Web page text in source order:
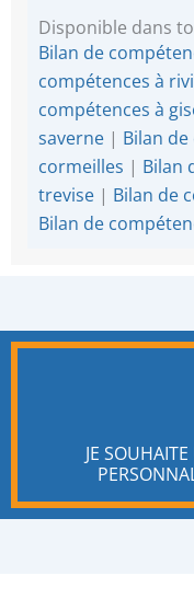
Disponible dans
Bilan de
compétences à
compétences à
saverne | Bilan
cormeilles | Bilan
trevise | Bilan de
Bilan de
JE